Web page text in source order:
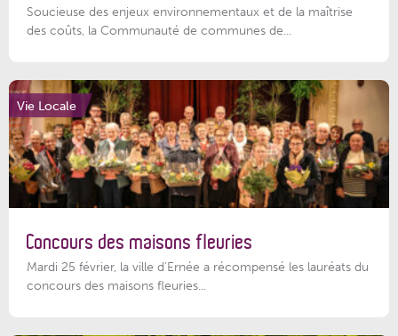
Soucieuse des enjeux environnementaux et de la maîtrise
des coûts, la Communauté de communes de...
Vie Locale
Concours des maisons fleuries
Mardi 25 février, la ville d'Ernée a récompensé les lauréats du
concours des maisons fleuries...